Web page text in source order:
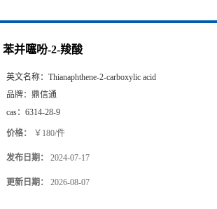
苯并噻吩-2-羧酸
英文名称： Thianaphthene-2-carboxylic acid
品牌： 鼎信通
cas： 6314-28-9
价格： ￥180/件
发布日期： 2024-07-17
更新日期： 2026-08-07